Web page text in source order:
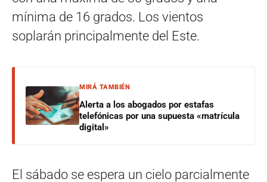
mínima de 16 grados. Los vientos
soplarán principalmente del Este.
MIRÁ TAMBIÉN
Alerta a los abogados por estafas
telefónicas por una supuesta «matrícula
digital»
El sábado se espera un cielo parcialmente